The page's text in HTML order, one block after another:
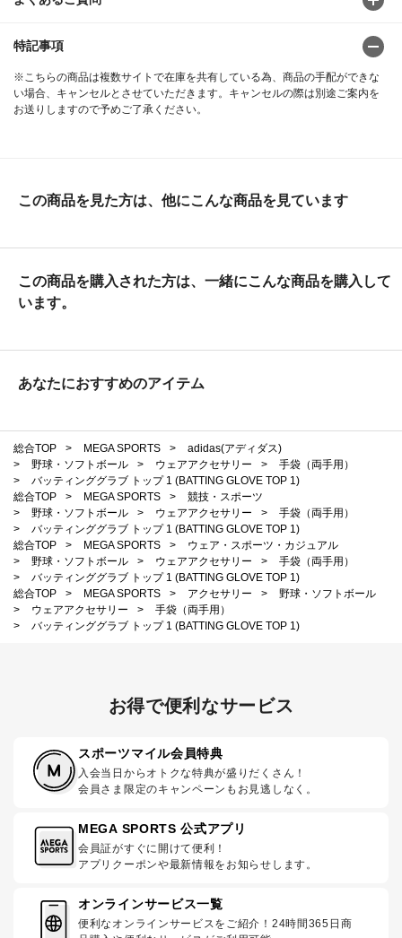
特記事項
※こちらの商品は複数サイトで在庫を共有している為、商品の手配ができな
い場合、キャンセルとさせていただきます。キャンセルの際は別途ご案内を
お送りしますので予めご了承ください。
この商品を見た方は、他にこんな商品を見ています
この商品を購入された方は、一緒にこんな商品を購入して
います。
あなたにおすすめのアイテム
総合TOP > MEGA SPORTS >
adidas(アディダス)
>
野球・ソフトボール > ウェアアクセサリー >
手袋（両手用）
>
バッティンググラブ トップ 1 (BATTING GLOVE TOP 1)
総合TOP
> MEGA SPORTS >
競技・スポーツ
>
野球・ソフトボール > ウェアアクセサリー >
手袋（両手用）
>
バッティンググラブ トップ 1 (BATTING GLOVE TOP 1)
総合TOP
> MEGA SPORTS >
ウェア・スポーツ・カジュアル
>
野球・ソフトボール > ウェアアクセサリー >
手袋（両手用）
>
バッティンググラブ トップ 1 (BATTING GLOVE TOP 1)
総合TOP
> MEGA SPORTS > アクセサリー >
野球・ソフトボール
>
ウェアアクセサリー >
手袋（両手用）
>
バッティンググラブ トップ 1 (BATTING GLOVE TOP 1)
お得で便利なサービス
スポーツマイル会員特典
入会当日からオトクな特典が盛りだくさん！
会員さま限定のキャンペーンもお見逃しなく。
MEGA SPORTS 公式アプリ
会員証がすぐに開けて便利！
アプリクーポンや最新情報をお知らせします。
オンラインサービス一覧
便利なオンラインサービスをご紹介！24時間365日商